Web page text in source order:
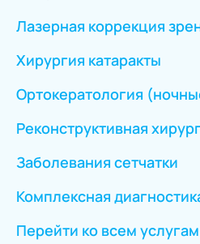
Лазерная коррекция
Хирургия катаракты
Ортокератология
Реконструктивная
Заболевания сетчатки
Комплексная
Перейти ко всем услугам